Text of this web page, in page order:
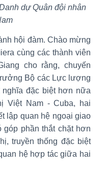
dự Quân đội nhân
hội đàm. Chào mừng
cùng các thành viên
cho rằng, chuyến
Bộ các Lực lượng
nghĩa đặc biệt hơn nữa
Việt Nam - Cuba, hai
lập quan hệ ngoại giao
góp phần thắt chặt hơn
truyền thống đặc biệt
hệ hợp tác giữa hai